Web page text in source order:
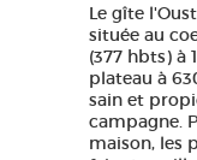
Le gîte
située au
(377 hbts) à
plateau à
sain et
campagne.
maison, les